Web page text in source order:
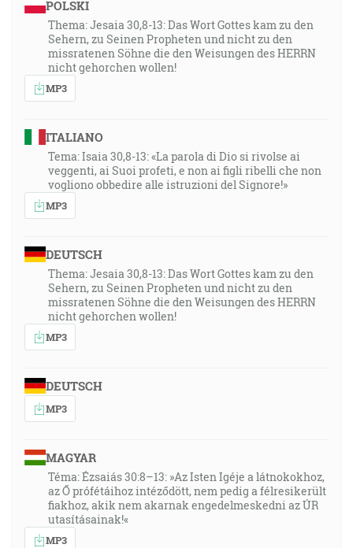
POLSKI
Thema: Jesaia 30,8-13: Das Wort Gottes kam zu den
Sehern, zu Seinen Propheten und nicht zu den
missratenen Söhne die den Weisungen des HERRN
nicht gehorchen wollen!
MP3
ITALIANO
Tema: Isaia 30,8-13: «La parola di Dio si rivolse ai
veggenti, ai Suoi profeti, e non ai figli ribelli che non
vogliono obbedire alle istruzioni del Signore!»
MP3
DEUTSCH
Thema: Jesaia 30,8-13: Das Wort Gottes kam zu den
Sehern, zu Seinen Propheten und nicht zu den
missratenen Söhne die den Weisungen des HERRN
nicht gehorchen wollen!
MP3
DEUTSCH
MP3
MAGYAR
Téma: Ézsaiás 30:8–13: »Az Isten Igéje a látnokokhoz,
az Ő prófétáihoz intéződött, nem pedig a félresikerült
fiakhoz, akik nem akarnak engedelmeskedni az ÚR
utasításainak!«
MP3